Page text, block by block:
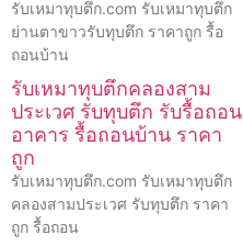
รับเหมาทุบตึก.com รับเหมาทุบตึก
ย่านตาขาวรับทุบตึก ราคาถูก รื้อ
ถอนบ้าน
รับเหมาทุบตึกคลองสาม
ประเวศ รับทุบตึก รับรื้อถอน
อาคาร รื้อถอนบ้าน ราคา
ถูก
รับเหมาทุบตึก.com รับเหมาทุบตึก
คลองสามประเวศ รับทุบตึก ราคา
ถูก รื้อถอน